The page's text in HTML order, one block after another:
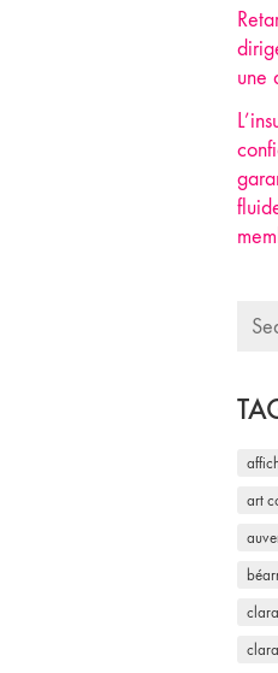
une
art